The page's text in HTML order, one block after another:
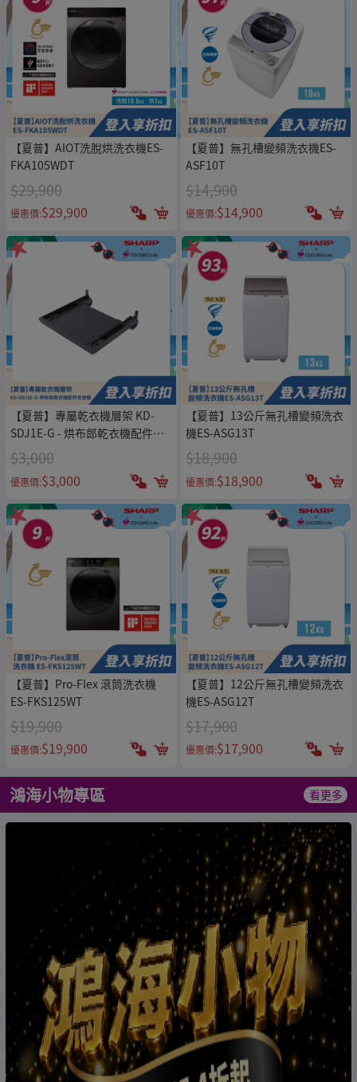
【夏普】AIOT洗脫烘洗衣機ES-
FKA105WDT
$29,900
優惠價:$29,900
【夏普】無孔槽變頻洗衣機ES-
ASF10T
$14,900
優惠價:$14,900
【夏普】專屬乾衣機層架 KD-
SDJ1E-G - 烘布郎乾衣機配件含
安裝
$3,000
優惠價:$3,000
【夏普】13公斤無孔槽變頻洗衣
機ES-ASG13T
$18,900
優惠價:$18,900
【夏普】Pro-Flex 滾筒洗衣機
ES-FKS125WT
$19,900
優惠價:$19,900
【夏普】12公斤無孔槽變頻洗衣
機ES-ASG12T
$17,900
優惠價:$17,900
鴻海小物專區 看更多